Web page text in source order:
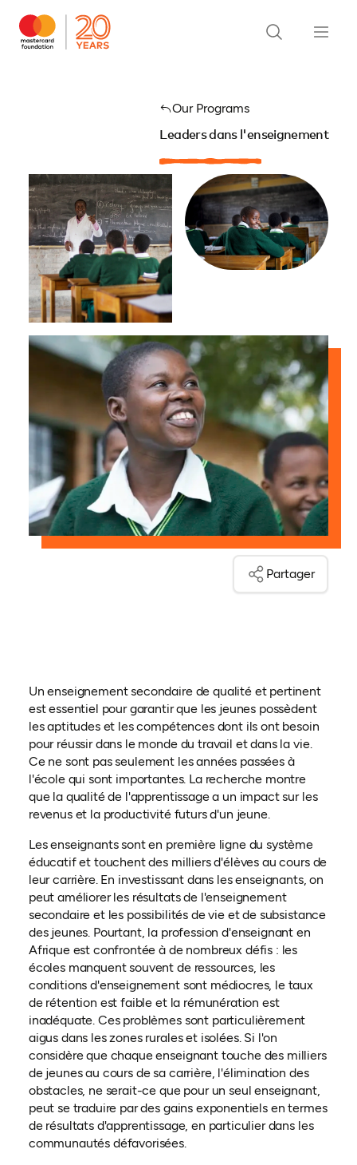
Our Programs
Leaders dans l'enseignement
Partager
Un enseignement secondaire de qualité et pertinent
est essentiel pour garantir que les jeunes possèdent
les aptitudes et les compétences dont ils ont besoin
pour réussir dans le monde du travail et dans la vie.
Ce ne sont pas seulement les années passées à
l'école qui sont importantes. La recherche montre
que la qualité de l'apprentissage a un impact sur les
revenus et la productivité futurs d'un jeune.
Les enseignants sont en première ligne du système
éducatif et touchent des milliers d'élèves au cours de
leur carrière. En investissant dans les enseignants, on
peut améliorer les résultats de l'enseignement
secondaire et les possibilités de vie et de subsistance
des jeunes. Pourtant, la profession d'enseignant en
Afrique est confrontée à de nombreux défis : les
écoles manquent souvent de ressources, les
conditions d'enseignement sont médiocres, le taux
de rétention est faible et la rémunération est
inadéquate. Ces problèmes sont particulièrement
aigus dans les zones rurales et isolées. Si l'on
considère que chaque enseignant touche des milliers
de jeunes au cours de sa carrière, l'élimination des
obstacles, ne serait-ce que pour un seul enseignant,
peut se traduire par des gains exponentiels en termes
de résultats d'apprentissage, en particulier dans les
communautés défavorisées.